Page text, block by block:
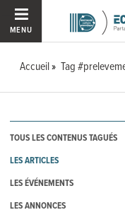
MENU
Accueil Tag
TOUS LES CONTENUS TAGUÉS
LES ARTICLES
LES ÉVÉNEMENTS
LES ANNONCES